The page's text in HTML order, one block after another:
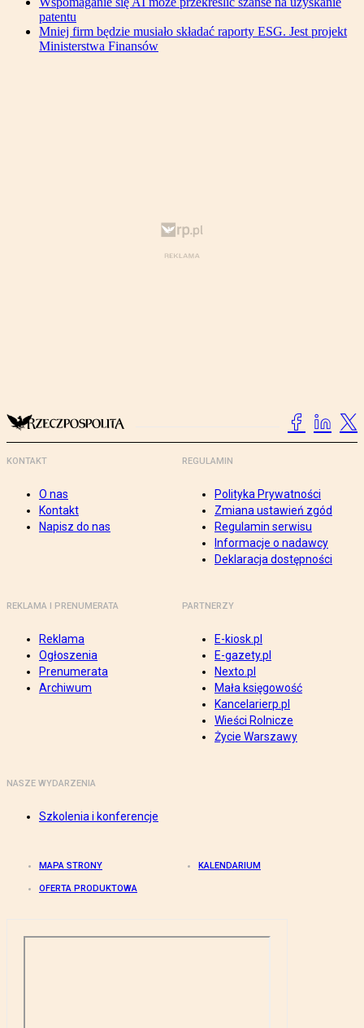
patentu
Mniej firm będzie musiało składać raporty ESG. Jest projekt
Ministerstwa Finansów
KONTAKT
O nas
Kontakt
Napisz do nas
REGULAMIN
Polityka Prywatności
Zmiana ustawień zgód
Regulamin serwisu
Informacje o nadawcy
Deklaracja dostępności
REKLAMA I PRENUMERATA
Reklama
Ogłoszenia
Prenumerata
Archiwum
PARTNERZY
E-kiosk.pl
E-gazety.pl
Nexto.pl
Mała księgowość
Kancelarierp.pl
Wieści Rolnicze
Życie Warszawy
NASZE WYDARZENIA
Szkolenia i konferencje
MAPA STRONY KALENDARIUM
OFERTA PRODUKTOWA